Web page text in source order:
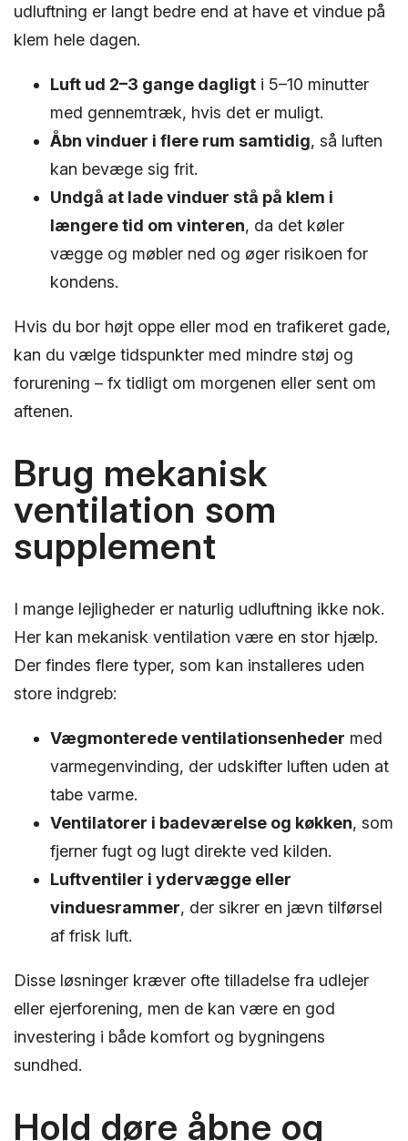
udluftning er langt bedre end at have et vindue på
klem hele dagen.
Luft ud 2–3 gange dagligt i 5–10 minutter
med gennemtræk, hvis det er muligt.
Åbn vinduer i flere rum samtidig, så luften
kan bevæge sig frit.
Undgå at lade vinduer stå på klem i
længere tid om vinteren, da det køler
vægge og møbler ned og øger risikoen for
kondens.
Hvis du bor højt oppe eller mod en trafikeret gade,
kan du vælge tidspunkter med mindre støj og
forurening – fx tidligt om morgenen eller sent om
aftenen.
Brug mekanisk
ventilation som
supplement
I mange lejligheder er naturlig udluftning ikke nok.
Her kan mekanisk ventilation være en stor hjælp.
Der findes flere typer, som kan installeres uden
store indgreb:
Vægmonterede ventilationsenheder med
varmegenvinding, der udskifter luften uden at
tabe varme.
Ventilatorer i badeværelse og køkken, som
fjerner fugt og lugt direkte ved kilden.
Luftventiler i ydervægge eller
vinduesrammer, der sikrer en jævn tilførsel
af frisk luft.
Disse løsninger kræver ofte tilladelse fra udlejer
eller ejerforening, men de kan være en god
investering i både komfort og bygningens
sundhed.
Hold døre åbne og